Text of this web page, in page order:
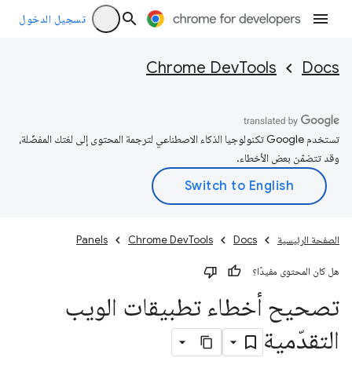
تسجيل الدخول
Docs
Chrome DevTools
تستخدم Google تكنولوجيا الذكاء الاصطناعي لترجمة المحتوى إلى لغتك المفضّلة،
وقد تتضمّن بعض الأخطاء.
الصفحة الرئيسية Docs
Chrome DevTools
Panels
هل كان المحتوى مفيدًا؟
تصحيح أخطاء تطبيقات الويب
التقدّمية